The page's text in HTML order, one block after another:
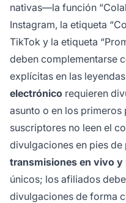
nativas—la función
Instagram, la etiqueta
TikTok y la etiqueta
deben complementarse
explícitas en las
electrónico requieren
asunto o en los
suscriptores no leen el
divulgaciones en pies
transmisiones en vivo y
únicos; los afiliados
divulgaciones de forma